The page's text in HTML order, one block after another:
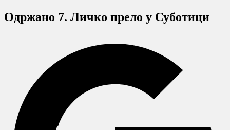
Одржано 7. Личко прело у Суботици